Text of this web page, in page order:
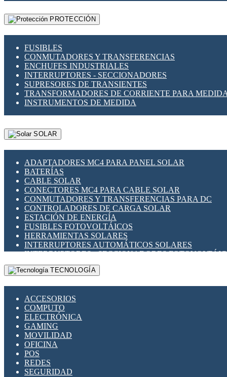
PROTECCIÓN
FUSIBLES
CONMUTADORES Y TRANSFERENCIAS
ENCHUFES INDUSTRIALES
INTERRUPTORES - SECCIONADORES
SUPRESORES DE TRANSIENTES
TRANSFORMADORES DE CORRIENTE PARA
INSTRUMENTOS DE MEDIDA
SOLAR
ADAPTADORES MC4 PARA PANEL SOLAR
BATERÍAS
CABLE SOLAR
CONECTORES MC4 PARA CABLE SOLAR
CONMUTADORES Y TRANSFERENCIAS PARA DC
CONTROLADORES DE CARGA SOLAR
ESTACIÓN DE ENERGÍA
FUSIBLES FOTOVOLTÁICOS
HERRAMIENTAS SOLARES
INTERRUPTORES AUTOMÁTICOS SOLARES
INTERRUPTORES - SECCIONADORES
MONTAJE PANEL SOLAR
PORTA FUSIBLES Y SECCIONADORES
TECNOLOGÍA
ACCESORIOS
COMPUTO
ELECTRÓNICA
GAMING
MOVILIDAD
OFICINA
POS
REDES
SEGURIDAD